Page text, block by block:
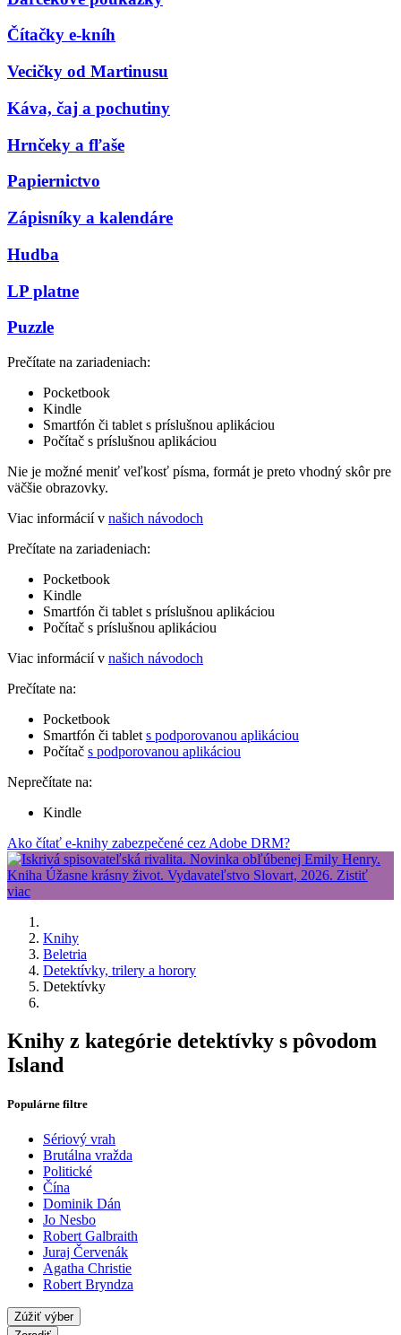
Čítačky e-kníh
Vecičky od Martinusu
Káva, čaj a pochutiny
Hrnčeky a fľaše
Papiernictvo
Zápisníky a kalendáre
Hudba
LP platne
Puzzle
Prečítate na zariadeniach:
Pocketbook
Kindle
Smartfón či tablet s príslušnou aplikáciou
Počítač s príslušnou aplikáciou
Nie je možné meniť veľkosť písma, formát je preto vhodný skôr pre
väčšie obrazovky.
Viac informácií v našich návodoch
Prečítate na zariadeniach:
Pocketbook
Kindle
Smartfón či tablet s príslušnou aplikáciou
Počítač s príslušnou aplikáciou
Viac informácií v našich návodoch
Prečítate na:
Pocketbook
Smartfón či tablet s podporovanou aplikáciou
Počítač s podporovanou aplikáciou
Neprečítate na:
Kindle
Ako čítať e-knihy zabezpečené cez Adobe DRM?
Knihy
Beletria
Detektívky, trilery a horory
Detektívky
Knihy z kategórie detektívky s pôvodom
Island
Populárne filtre
Sériový vrah
Brutálna vražda
Politické
Čína
Dominik Dán
Jo Nesbo
Robert Galbraith
Juraj Červenák
Agatha Christie
Robert Bryndza
Zúžiť výber